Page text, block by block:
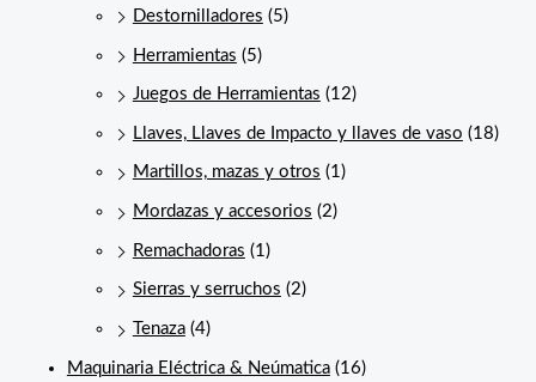
Destornilladores (5)
Herramientas (5)
Juegos de Herramientas (12)
Llaves, Llaves de Impacto y llaves de vaso (18)
Martillos, mazas y otros (1)
Mordazas y accesorios (2)
Remachadoras (1)
Sierras y serruchos (2)
Tenaza (4)
Maquinaria Eléctrica & Neúmatica (16)